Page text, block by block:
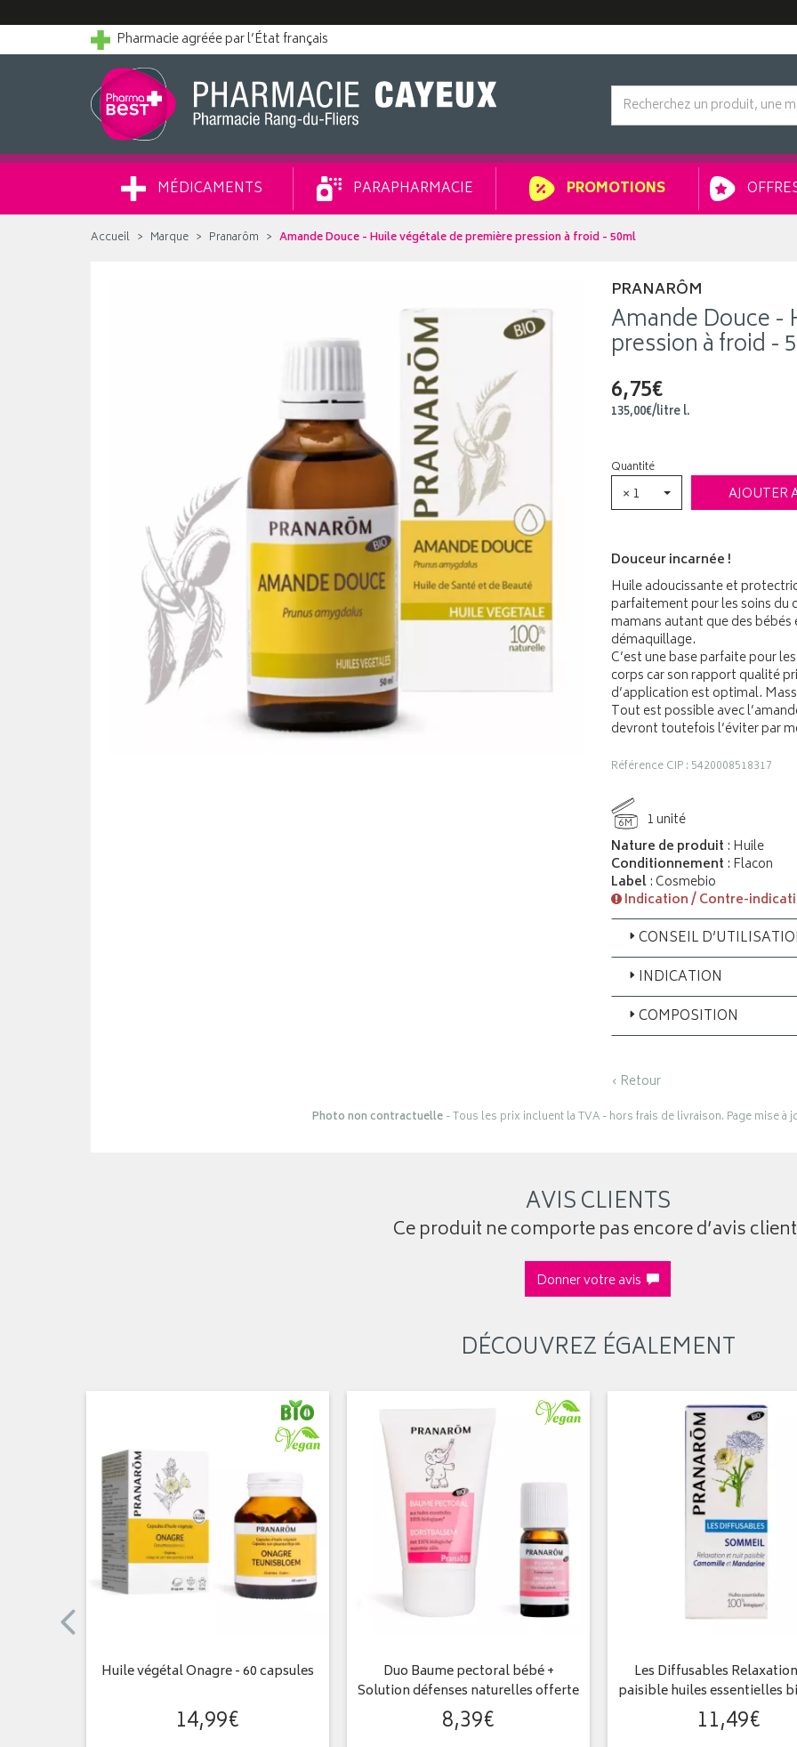
Pharmacie agréée par l’État français
MÉDICAMENTS PARAPHARMACIE PROMOTIONS
Accueil Marque Pranarôm Amande Douce - Huile végétale de première pression à froid - 50ml
PRANARÔM
Amande Douce -
pression à froid -
6,75€
135,00€/litrel.
Quantité
× 1 AJOUTER
Douceur incarnée !
Huile adoucissante et
parfaitement pour les soins du
mamans autant que des
démaquillage.
C’est une base parfaite pour
corps car son rapport qualité
d’application est optimal.
Tout est possible avec
devront toutefois l’éviter par
Référence CIP : 5420008518317
6M
1 unité
Nature de produit : Huile
Conditionnement : Flacon
Label: Cosmebio
Indication / Contre-
CONSEIL
INDICATION
COMPOSITION
‹ Retour
Photo non contractuelle- Tous les prix incluent la TVA - hors frais de livraison. Page mise à
AVIS CLIENTS
Ce produit ne comporte pas encore d’avis
Donner votre avis
DÉCOUVREZ ÉGALEMENT
Huile végétal Onagre - 60 capsules
14,99€
Duo Baume pectoral bébé +
Solution défenses naturelles offerte
8,39€
Les Diffusables
paisible huiles essentielles
11,49€